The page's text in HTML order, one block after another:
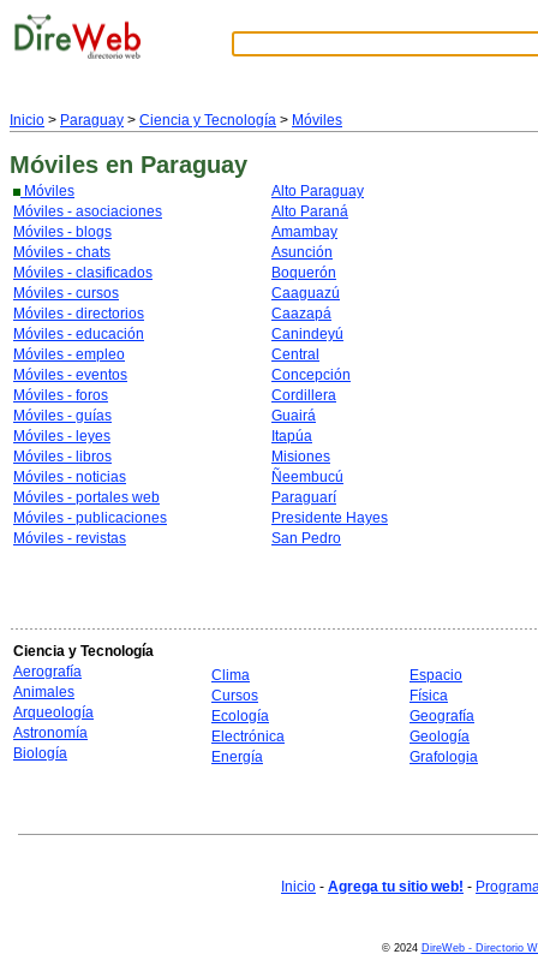
Inicio > Paraguay > Ciencia y Tecnología > Móviles
Móviles en Paraguay
Móviles
Móviles - asociaciones
Móviles - blogs
Móviles - chats
Móviles - clasificados
Móviles - cursos
Móviles - directorios
Móviles - educación
Móviles - empleo
Móviles - eventos
Móviles - foros
Móviles - guías
Móviles - leyes
Móviles - libros
Móviles - noticias
Móviles - portales web
Móviles - publicaciones
Móviles - revistas
Alto Paraguay
Alto Paraná
Amambay
Asunción
Boquerón
Caaguazú
Caazapá
Canindeyú
Central
Concepción
Cordillera
Guairá
Itapúa
Misiones
Ñeembucú
Paraguarí
Presidente Hayes
San Pedro
Ciencia y Tecnología
Aerografía
Animales
Arqueología
Astronomía
Biología
Clima
Cursos
Ecología
Electrónica
Energía
Espacio
Física
Geografía
Geología
Grafologia
Inicio - Agrega tu sitio web! -
© 2024 DireWeb - Directorio